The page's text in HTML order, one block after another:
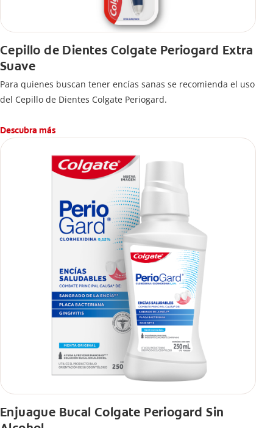
Cepillo de Dientes Colgate Periogard Extra
Suave
Para quienes buscan tener encías sanas se recomienda el uso
del Cepillo de Dientes Colgate Periogard.
Descubra más
Enjuague Bucal Colgate Periogard Sin